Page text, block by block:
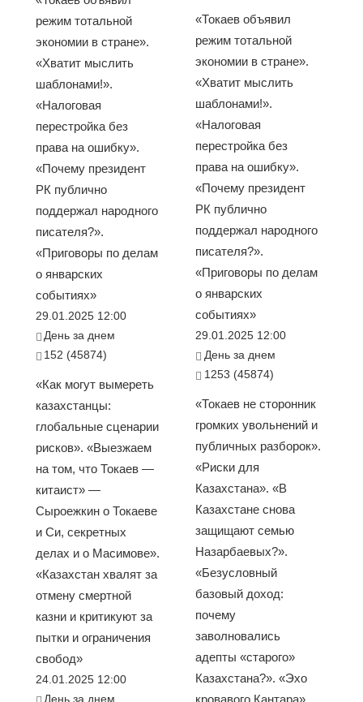
режим тотальной
экономии в стране».
«Хватит мыслить
шаблонами!».
«Налоговая
перестройка без
права на ошибку».
«Почему президент
РК публично
поддержал народного
писателя?».
«Приговоры по делам
о январских
событиях»
29.01.2025 12:00
День за днем
152 (45874)
«Как могут вымереть
казахстанцы:
глобальные сценарии
рисков». «Выезжаем
на том, что Токаев —
китаист» —
Сыроежкин о Токаеве
и Си, секретных
делах и о Масимове».
«Казахстан хвалят за
отмену смертной
казни и критикуют за
пытки и ограничения
свобод»
24.01.2025 12:00
День за днем
«Токаев объявил
режим тотальной
экономии в стране».
«Хватит мыслить
шаблонами!».
«Налоговая
перестройка без
права на ошибку».
«Почему президент
РК публично
поддержал народного
писателя?».
«Приговоры по делам
о январских
событиях»
29.01.2025 12:00
День за днем
1253 (45874)
«Токаев не сторонник
громких увольнений и
публичных разборок».
«Риски для
Казахстана». «В
Казахстане снова
защищают семью
Назарбаевых?».
«Безусловный
базовый доход:
почему
заволновались
адепты «старого»
Казахстана?». «Эхо
кровавого Кантара»